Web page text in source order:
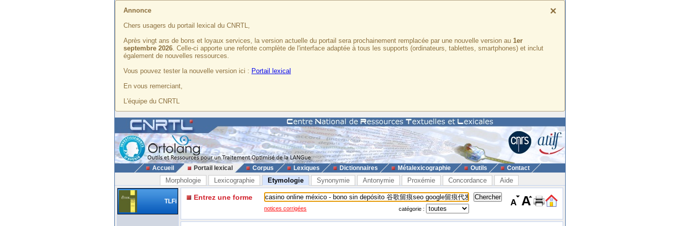
×
Annonce
Chers usagers du portail lexical du CNRTL,
Après vingt ans de bons et loyaux services, la version actuelle du portail sera prochainement remplacée par une nouvelle version au 1er
septembre 2026. Celle-ci apporte une refonte complète de l'interface adaptée à tous les supports (ordinateurs, tablettes, smartphones) et inclut
également de nouvelles ressources.
Vous pouvez tester la nouvelle version ici : Portail lexical
En vous remerciant,
L'équipe du CNRTL
Accueil Portail lexical Corpus Lexiques Dictionnaires Métalexicographie Outils Contact
Morphologie Lexicographie Etymologie Synonymie Antonymie Proxémie Concordance Aide
TLFi Entrez une forme
notices corrigées catégorie :